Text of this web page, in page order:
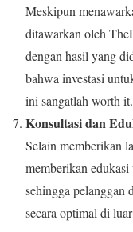
Meskipun
ditawarkan oleh
dengan hasil yang
bahwa investasi
ini sangatlah worth it.
Konsultasi dan
Selain memberikan
memberikan
sehingga pelanggan
secara optimal di